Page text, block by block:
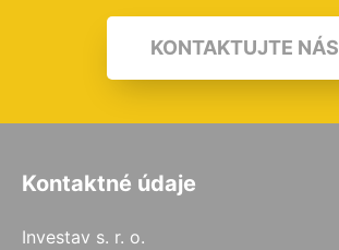
KONTAKTUJTE NÁS
Kontaktné údaje
Investav s. r. o.